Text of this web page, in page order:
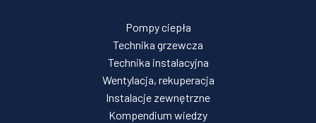
Pompy ciepła
Technika grzewcza
Technika instalacyjna
Wentylacja, rekuperacja
Instalacje zewnętrzne
Kompendium wiedzy